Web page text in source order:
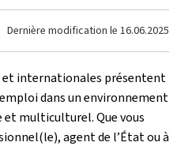
Dernière modification le 16.06.2025
et internationales présentent
dans un environnement
multiculturel. Que vous
agent de l’État ou à